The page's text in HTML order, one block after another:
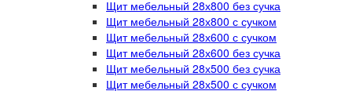
Щит мебельный 28х800 без сучка
Щит мебельный 28х800 с сучком
Щит мебельный 28х600 с сучком
Щит мебельный 28х600 без сучка
Щит мебельный 28х500 без сучка
Щит мебельный 28х500 с сучком